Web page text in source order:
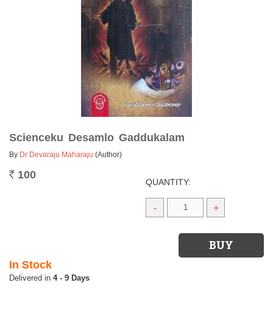
Scienceku Desamlo Gaddukalam
By Dr Devaraju Maharaju (Author)
Rs. 100
QUANTITY:
- +
In Stock
4 - 9 Days